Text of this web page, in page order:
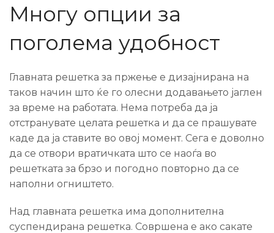
Многу опции за
поголема удобност
Главната решетка за пржење е дизајнирана на
таков начин што ќе го олесни додавањето јаглен
за време на работата. Нема потреба да ја
отстранувате целата решетка и да се прашувате
каде да ја ставите во овој момент. Сега е доволно
да се отвори вратичката што се наоѓа во
решетката за брзо и погодно повторно да се
наполни огништето.
Над главната решетка има дополнителна
суспендирана решетка. Совршена е ако сакате